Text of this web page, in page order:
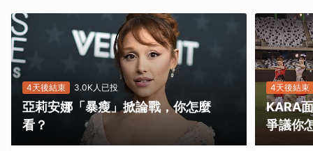
4天後結束 3.0K人已投
亞莉安娜「暴瘦」掀論戰，你怎麼
看？
4天後結束
KARA
爭議你